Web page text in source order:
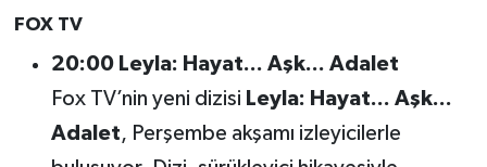
FOX TV
20:00 Leyla: Hayat... Aşk... Adalet
Fox TV’nin yeni dizisi Leyla: Hayat... Aşk...
Adalet, Perşembe akşamı izleyicilerle